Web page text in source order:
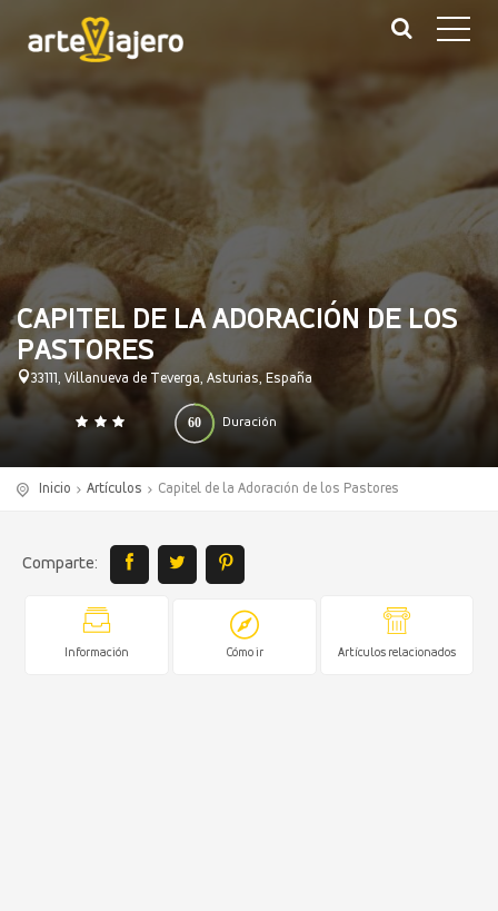
CAPITEL DE LA ADORACIÓN DE LOS
PASTORES
33111, Villanueva de Teverga, Asturias, España
Duración
60
0 140
Inicio Artículos Capitel de la Adoración de los Pastores
Comparte:
Información Cómo ir Artículos relacionados